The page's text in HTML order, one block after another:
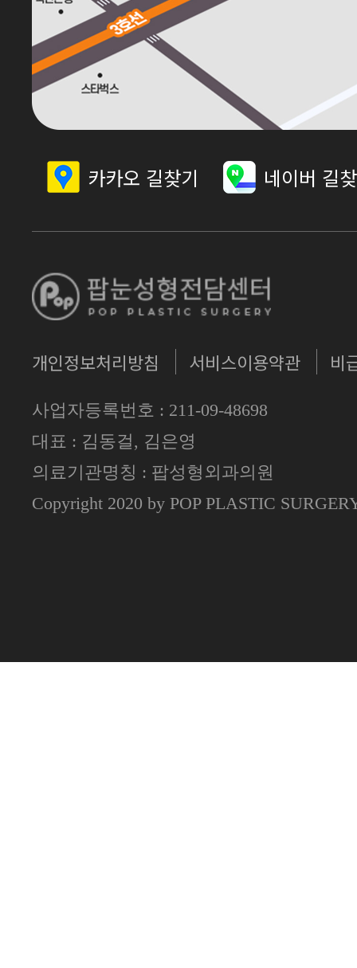
카카오 길찾기 네이버 길
개인정보처리방침 서비스이용약관 비
사업자등록번호 : 211-09-48698
대표 : 김동걸, 김은영
의료기관명칭 : 팝성형외과의원
Copyright 2020 by POP PLASTIC